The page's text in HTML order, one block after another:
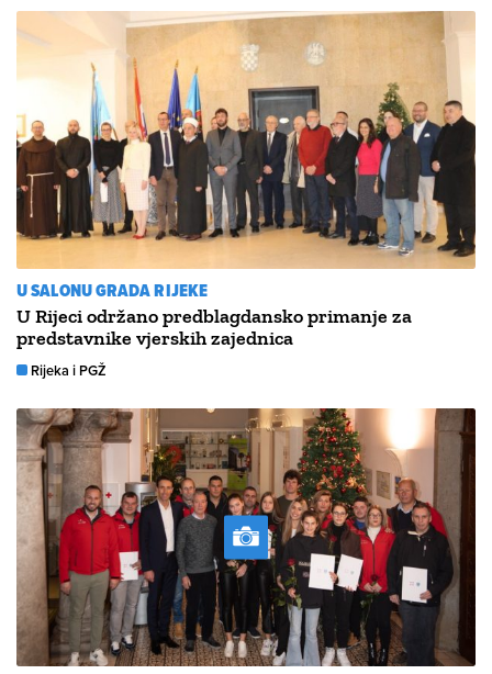
U SALONU GRADA RIJEKE
U Rijeci održano predblagdansko primanje za
predstavnike vjerskih zajednica
Rijeka i PGŽ